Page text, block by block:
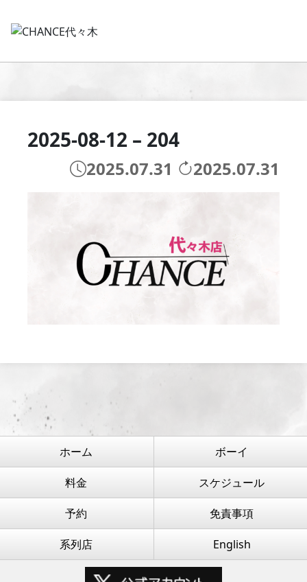
2025-08-12 – 204
2025.07.31 2025.07.31
ホーム ボーイ
料金 スケジュール
予約 免責事項
系列店 English